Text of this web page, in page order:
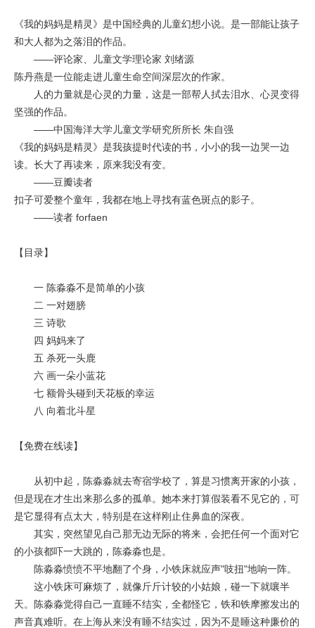
《我的妈妈是精灵》是中国经典的儿童幻想小说。是一部能让孩子
和大人都为之落泪的作品。
——评论家、儿童文学理论家 刘绪源
陈丹燕是一位能走进儿童生命空间深层次的作家。
人的力量就是心灵的力量，这是一部帮人拭去泪水、心灵变得
坚强的作品。
——中国海洋大学儿童文学研究所所长 朱自强
《我的妈妈是精灵》是我孩提时代读的书，小小的我一边哭一边
读。长大了再读来，原来我没有变。
——豆瓣读者
扣子可爱整个童年，我都在地上寻找有蓝色斑点的影子。
——读者 forfaen
【目录】
一 陈淼淼不是简单的小孩
二 一对翅膀
三 诗歌
四 妈妈来了
五 杀死一头鹿
六 画一朵小蓝花
七 额骨头碰到天花板的幸运
八 向着北斗星
【免费在线读】
从初中起，陈淼淼就去寄宿学校了，算是习惯离开家的小孩，
但是现在才生出来那么多的孤单。她本来打算假装看不见它的，可
是它显得有点太大，特别是在这样刚止住鼻血的深夜。
其实，突然望见自己那无边无际的将来，会把任何一个面对它
的小孩都吓一大跳的，陈淼淼也是。
陈淼淼愤愤不平地翻了个身，小铁床就应声"吱扭"地响一阵。
这小铁床可麻烦了，就像斤斤计较的小姑娘，碰一下就嚷半
天。陈淼淼觉得自己一直睡不结实，全都怪它，铁和铁摩擦发出的
声音真难听。在上海从来没有睡不结实过，因为不是睡这种廉价的